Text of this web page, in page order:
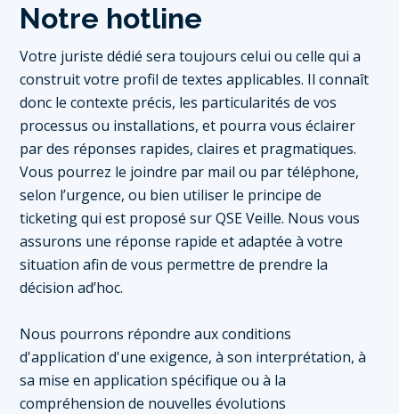
Notre hotline
Votre juriste dédié sera toujours celui ou celle qui a
construit votre profil de textes applicables. Il connaît
donc le contexte précis, les particularités de vos
processus ou installations, et pourra vous éclairer
par des réponses rapides, claires et pragmatiques.
Vous pourrez le joindre par mail ou par téléphone,
selon l’urgence, ou bien utiliser le principe de
ticketing qui est proposé sur QSE Veille. Nous vous
assurons une réponse rapide et adaptée à votre
situation afin de vous permettre de prendre la
décision ad’hoc.
Nous pourrons répondre aux conditions
d'application d'une exigence, à son interprétation, à
sa mise en application spécifique ou à la
compréhension de nouvelles évolutions